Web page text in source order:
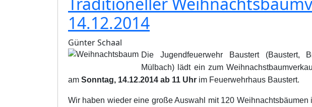
14.12.2014
Günter Schaal
Die Jugendfeuerwehr Baustert (Baustert,
Mülbach) lädt ein zum
am Sonntag, 14.12.2014 ab 11 Uhr im Feuerwehrhaus Baustert.
Wir haben wieder eine große Auswahl mit 120